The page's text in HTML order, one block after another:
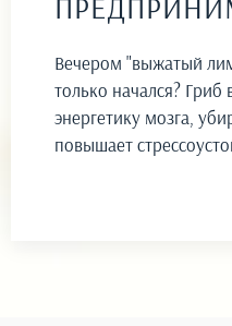
Вечером "выжатый
только начался? Гриб
энергетику мозга,
повышает